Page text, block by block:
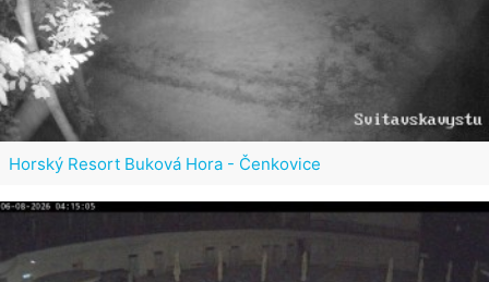
Horský Resort Buková Hora - Čenkovice